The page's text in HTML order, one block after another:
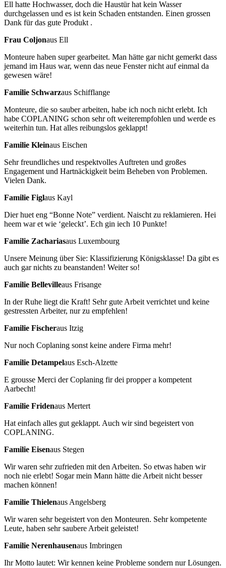
Ell hatte Hochwasser, doch die Haustür hat kein Wasser
durchgelassen und es ist kein Schaden entstanden. Einen grossen
Dank für das gute Produkt .
Frau Coljonaus Ell
Monteure haben super gearbeitet. Man hätte gar nicht gemerkt dass
jemand im Haus war, wenn das neue Fenster nicht auf einmal da
gewesen wäre!
Familie Schwarzaus Schifflange
Monteure, die so sauber arbeiten, habe ich noch nicht erlebt. Ich
habe COPLANING schon sehr oft weiterempfohlen und werde es
weiterhin tun. Hat alles reibungslos geklappt!
Familie Kleinaus Eischen
Sehr freundliches und respektvolles Auftreten und großes
Engagement und Hartnäckigkeit beim Beheben von Problemen.
Vielen Dank.
Familie Figlaus Kayl
Dier huet eng “Bonne Note” verdient. Naischt zu reklamieren. Hei
heem war et wie ‘geleckt’. Ech gin iech 10 Punkte!
Familie Zachariasaus Luxembourg
Unsere Meinung über Sie: Klassifizierung Königsklasse! Da gibt es
auch gar nichts zu beanstanden! Weiter so!
Familie Bellevilleaus Frisange
In der Ruhe liegt die Kraft! Sehr gute Arbeit verrichtet und keine
gestressten Arbeiter, nur zu empfehlen!
Familie Fischeraus Itzig
Nur noch Coplaning sonst keine andere Firma mehr!
Familie Detampelaus Esch-Alzette
E grousse Merci der Coplaning fir dei propper a kompetent
Aarbecht!
Familie Fridenaus Mertert
Hat einfach alles gut geklappt. Auch wir sind begeistert von
COPLANING.
Familie Eisenaus Stegen
Wir waren sehr zufrieden mit den Arbeiten. So etwas haben wir
noch nie erlebt! Sogar mein Mann hätte die Arbeit nicht besser
machen können!
Familie Thielenaus Angelsberg
Wir waren sehr begeistert von den Monteuren. Sehr kompetente
Leute, haben sehr saubere Arbeit geleistet!
Familie Nerenhausenaus Imbringen
Ihr Motto lautet: Wir kennen keine Probleme sondern nur Lösungen.